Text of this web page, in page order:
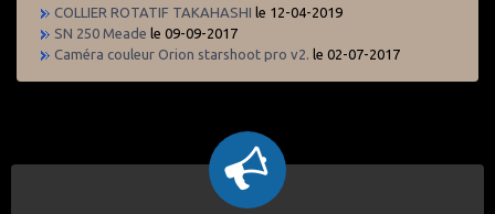
COLLIER ROTATIF TAKAHASHI le 12-04-2019
SN 250 Meade le 09-09-2017
Caméra couleur Orion starshoot pro v2. le 02-07-2017